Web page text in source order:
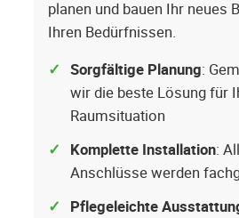
planen und bauen Ihr neues
Ihren Bedürfnissen.
Sorgfältige Planung:
wir die beste Lösung für
Raumsituation
Komplette Installation:
Anschlüsse werden
Pflegeleichte